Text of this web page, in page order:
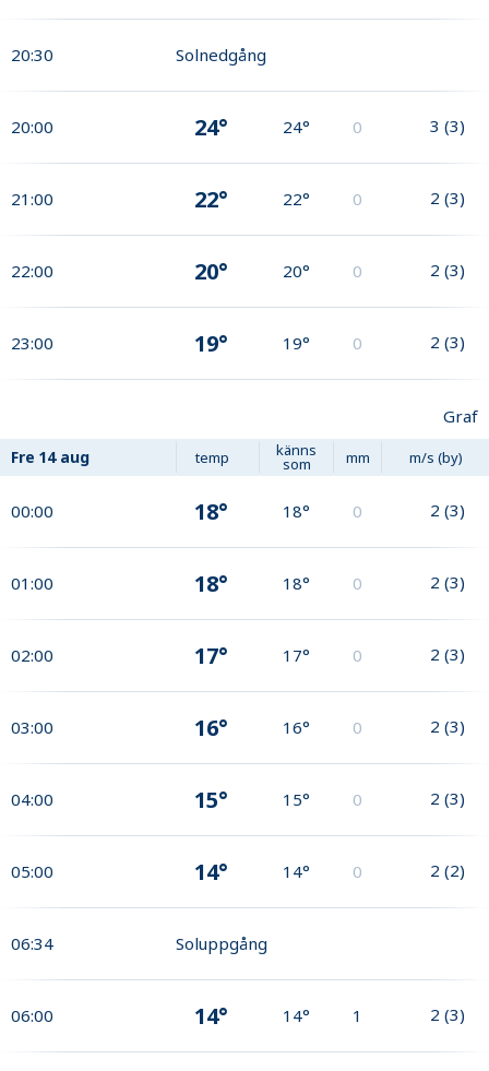
20:30 Solnedgång
20:00 24° 24° 0 3 (3)
21:00 22° 22° 0 2 (3)
22:00 20° 20° 0 2 (3)
23:00 19° 19° 0 2 (3)
Graf
Fre 14 aug temp känns
som mm m/s (by)
00:00 18° 18° 0 2 (3)
01:00 18° 18° 0 2 (3)
02:00 17° 17° 0 2 (3)
03:00 16° 16° 0 2 (3)
04:00 15° 15° 0 2 (3)
05:00 14° 14° 0 2 (2)
06:34 Soluppgång
06:00 14° 14° 1 2 (3)